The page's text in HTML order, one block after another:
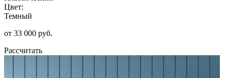
Цвет:
Темный
от 33 000 руб.
Рассчитать